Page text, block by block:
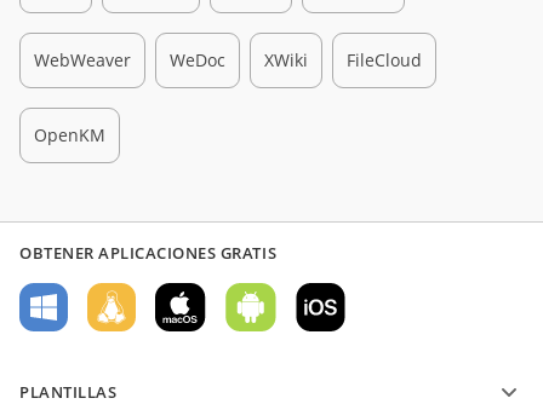
WebWeaver WeDoc XWiki FileCloud
OpenKM
OBTENER APLICACIONES GRATIS
PLANTILLAS